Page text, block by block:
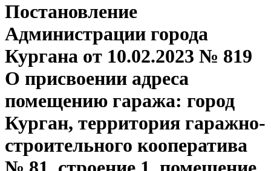
Постановление
Администрации города
Кургана от 10.02.2023 № 819
О присвоении адреса
помещению гаража: город
Курган, территория гаражно-
строительного кооператива